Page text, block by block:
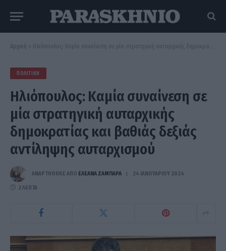
Αρχική » Ηλιόπουλος: Καμία συναίνεση σε μία στρατηγική αυταρχικής δημοκρατίας και βαθιάς δεξιάς αντίληψης αυταρχισμού
ΠΟΛΙΤΙΚΉ
Ηλιόπουλος: Καμία συναίνεση σε
μία στρατηγική αυταρχικής
δημοκρατίας και βαθιάς δεξιάς
αντίληψης αυταρχισμού
ΑΝΑΡΤΗΘΗΚΕ ΑΠΟ ΕΛΕΑΝΑ ΖΑΜΠΑΡΑ 24 ΙΑΝΟΥΑΡΊΟΥ 2024
2 ΛΕΠΤΆ